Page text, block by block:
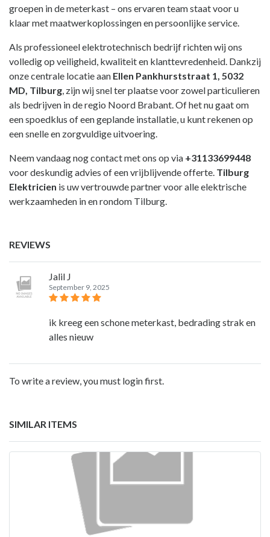
groepen in de meterkast – ons ervaren team staat voor u
klaar met maatwerkoplossingen en persoonlijke service.
Als professioneel elektrotechnisch bedrijf richten wij ons
volledig op veiligheid, kwaliteit en klanttevredenheid. Dankzij
onze centrale locatie aan Ellen Pankhurststraat 1, 5032
MD, Tilburg , zijn wij snel ter plaatse voor zowel particulieren
als bedrijven in de regio Noord Brabant. Of het nu gaat om
een spoedklus of een geplande installatie, u kunt rekenen op
een snelle en zorgvuldige uitvoering.
Neem vandaag nog contact met ons op via +31133699448
voor deskundig advies of een vrijblijvende offerte. Tilburg
Elektricien is uw vertrouwde partner voor alle elektrische
werkzaamheden in en rondom Tilburg.
REVIEWS
Jalil J
September 9, 2025
ik kreeg een schone meterkast, bedrading strak en
alles nieuw
To write a review, you must login first.
SIMILAR ITEMS